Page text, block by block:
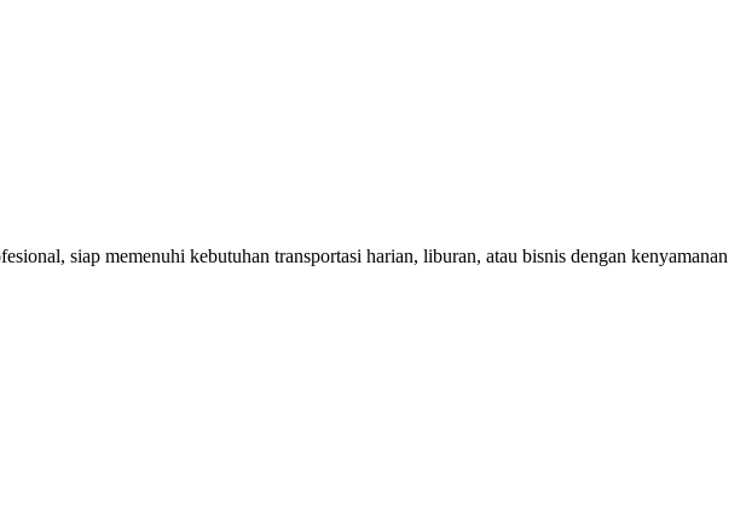
siap memenuhi kebutuhan transportasi harian, liburan, atau bisnis dengan kenyamanan